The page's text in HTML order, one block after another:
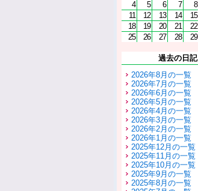
4
5 6 7 8
11
12 13 14 15
18
19 20 21 22
25
26 27 28 29
過去の日記
2026年8月の一覧
2026年7月の一覧
2026年6月の一覧
2026年5月の一覧
2026年4月の一覧
2026年3月の一覧
2026年2月の一覧
2026年1月の一覧
2025年12月の一覧
2025年11月の一覧
2025年10月の一覧
2025年9月の一覧
2025年8月の一覧